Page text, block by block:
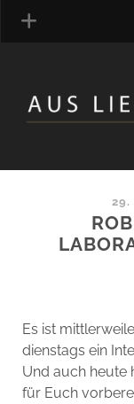
KOMMENTARE
ARTIKEL-
ONLINE-SHOP
DAS ALZD-
29.
Es ist
dienstags ein
Und auch heute
für Euch